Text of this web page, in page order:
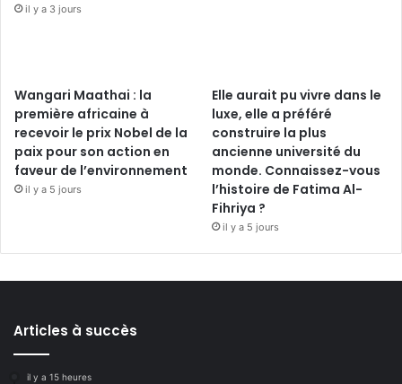
il y a 3 jours
Wangari Maathai : la
première africaine à
recevoir le prix Nobel de la
paix pour son action en
faveur de l’environnement
il y a 5 jours
Elle aurait pu vivre dans le
luxe, elle a préféré
construire la plus
ancienne université du
monde. Connaissez-vous
l’histoire de Fatima Al-
Fihriya ?
il y a 5 jours
Articles à succès
il y a 15 heures